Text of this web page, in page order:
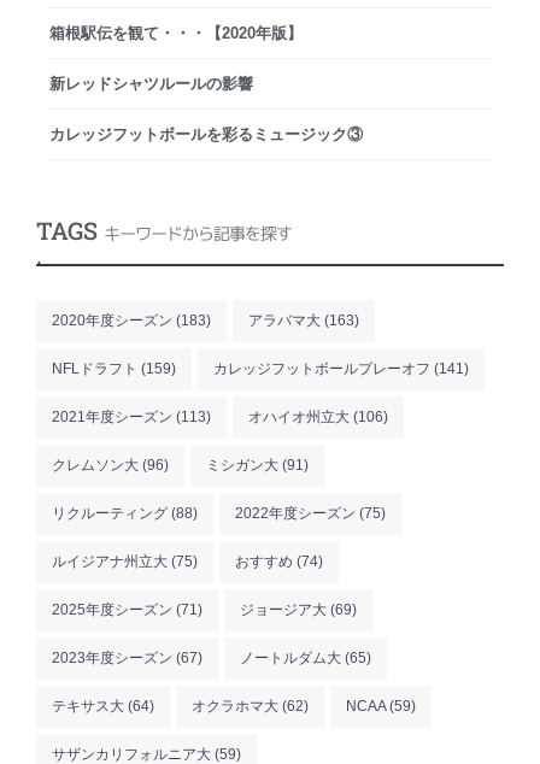
箱根駅伝を観て・・・【2020年版】
新レッドシャツルールの影響
カレッジフットボールを彩るミュージック③
TAGS キーワードから記事を探す
.
2020年度シーズン (183) アラバマ大 (163)
NFLドラフト (159) カレッジフットボールプレーオフ (141)
2021年度シーズン (113) オハイオ州立大 (106)
クレムソン大 (96) ミシガン大 (91)
リクルーティング (88) 2022年度シーズン (75)
ルイジアナ州立大 (75) おすすめ (74)
2025年度シーズン (71) ジョージア大 (69)
2023年度シーズン (67) ノートルダム大 (65)
テキサス大 (64) オクラホマ大 (62) NCAA(59)
サザンカリフォルニア大 (59)